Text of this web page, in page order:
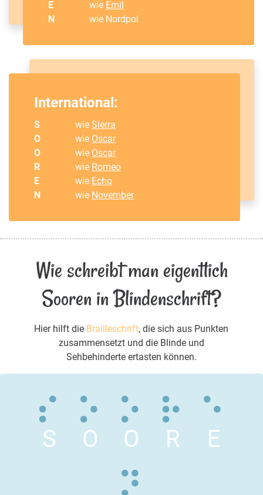
E
wie Emil
N
wie Nordpol
International:
S wieSierra
O
wie Oscar
O
wie Oscar
R
wie Romeo
E
wie Echo
N
wie November
Wie schreibt man eigentlich
Sooren in Blindenschrift?
Hier hilft die Brailleschrift, die sich aus Punkten
zusammensetzt und die Blinde und
Sehbehinderte ertasten können.
S O O R E